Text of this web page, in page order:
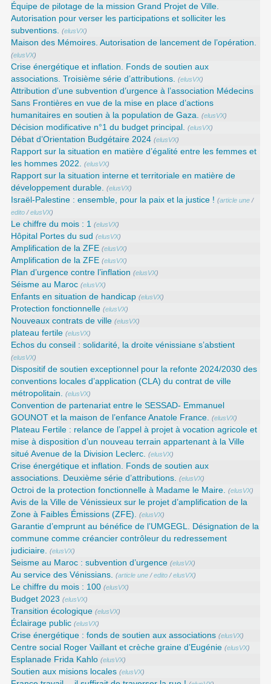
Équipe de pilotage de la mission Grand Projet de Ville.
Autorisation pour verser les participations et solliciter les
subventions. (elusVX)
Maison des Mémoires. Autorisation de lancement de l’opération.
(elusVX)
Crise énergétique et inflation. Fonds de soutien aux
associations. Troisième série d’attributions. (elusVX)
Attribution d’une subvention d’urgence à l’association Médecins
Sans Frontières en vue de la mise en place d’actions
humanitaires en soutien à la population de Gaza. (elusVX)
Décision modificative n°1 du budget principal. (elusVX)
Débat d’Orientation Budgétaire 2024 (elusVX)
Rapport sur la situation en matière d’égalité entre les femmes et
les hommes 2022. (elusVX)
Rapport sur la situation interne et territoriale en matière de
développement durable. (elusVX)
Israël-Palestine : ensemble, pour la paix et la justice ! (article une /
edito /elusVX)
Le chiffre du mois : 1 (elusVX)
Hôpital Portes du sud (elusVX)
Amplification de la ZFE (elusVX)
Amplification de la ZFE (elusVX)
Plan d’urgence contre l’inflation (elusVX)
Séisme au Maroc (elusVX)
Enfants en situation de handicap (elusVX)
Protection fonctionnelle (elusVX)
Nouveaux contrats de ville (elusVX)
plateau fertile (elusVX)
Echos du conseil : solidarité, la droite vénissiane s’abstient
(elusVX)
Dispositif de soutien exceptionnel pour la refonte 2024/2030 des
conventions locales d’application (CLA) du contrat de ville
métropolitain. (elusVX)
Convention de partenariat entre le SESSAD- Emmanuel
GOUNOT et la maison de l’enfance Anatole France. (elusVX)
Plateau Fertile : relance de l’appel à projet à vocation agricole et
mise à disposition d’un nouveau terrain appartenant à la Ville
situé Avenue de la Division Leclerc. (elusVX)
Crise énergétique et inflation. Fonds de soutien aux
associations. Deuxième série d’attributions. (elusVX)
Octroi de la protection fonctionnelle à Madame le Maire. (elusVX)
Avis de la Ville de Vénissieux sur le projet d’amplification de la
Zone à Faibles Émissions (ZFE). (elusVX)
Garantie d’emprunt au bénéfice de l’UMGEGL. Désignation de la
commune comme créancier contrôleur du redressement
judiciaire. (elusVX)
Seisme au Maroc : subvention d’urgence (elusVX)
Au service des Vénissians. (article une /edito /elusVX)
Le chiffre du mois : 100 (elusVX)
Budget 2023 (elusVX)
Transition écologique (elusVX)
Éclairage public (elusVX)
Crise énergétique : fonds de soutien aux associations (elusVX)
Centre social Roger Vaillant et crèche graine d’Eugénie (elusVX)
Esplanade Frida Kahlo (elusVX)
Soutien aux misions locales (elusVX)